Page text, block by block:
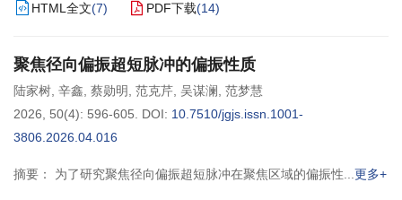
HTML全文(7) PDF下载(14)
聚焦径向偏振超短脉冲的偏振性质
陆家树, 辛鑫, 蔡勋明, 范克芹, 吴谋澜, 范梦慧
2026, 50(4): 596-605. DOI: 10.7510/jgjs.issn.1001-
3806.2026.04.016
摘要： 为了研究聚焦径向偏振超短脉冲在聚焦区域的偏振性 更多+